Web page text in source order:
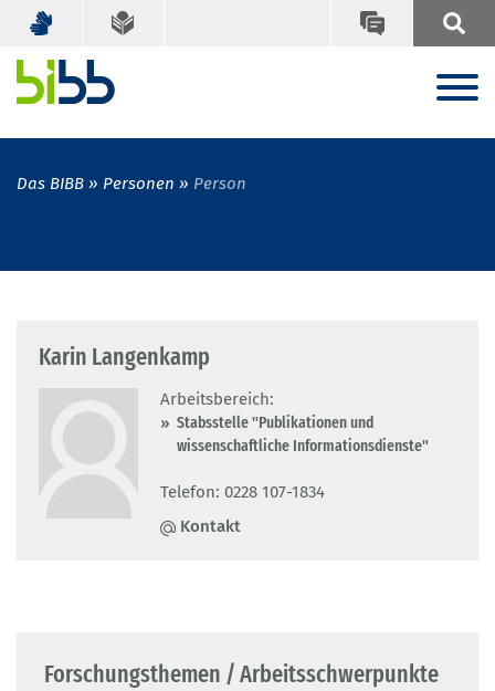
Das BIBB Personen Person
Karin Langenkamp
Arbeitsbereich:
Stabsstelle "Publikationen und
wissenschaftliche Informationsdienste"
Telefon: 0228 107-1834
Kontakt
Forschungsthemen / Arbeitsschwerpunkte